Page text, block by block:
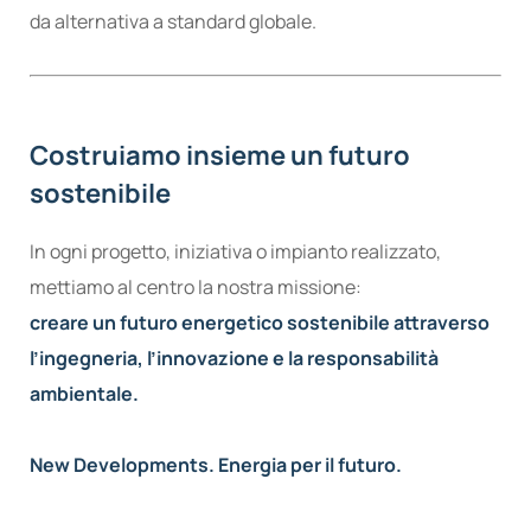
da alternativa a standard globale.
Costruiamo insieme un futuro
sostenibile
In ogni progetto, iniziativa o impianto realizzato,
mettiamo al centro la nostra missione:
creare un futuro energetico sostenibile attraverso
l’ingegneria, l’innovazione e la responsabilità
ambientale.
New Developments. Energia per il futuro.